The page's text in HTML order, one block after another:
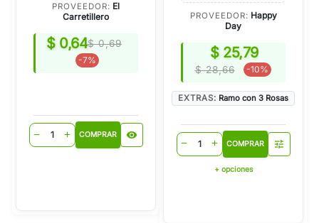
PROVEEDOR: El
Carretillero
$ 0,64$ 0,69
-7%
remove add COMPRAR visibility
PROVEEDOR: Happy
Day
$ 25,79
$ 28,66 -10%
EXTRAS: Ramo con 3 Rosas
remove add COMPRAR tune
+ opciones